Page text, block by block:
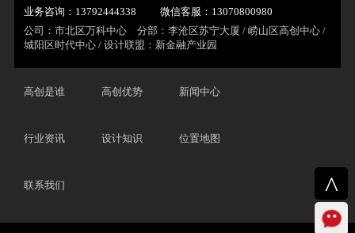
业务咨询：13792444338
微信客服：13070800980
公司：市北区万科中心 分部：李沧区苏宁大厦 / 崂山区高创中心 /
城阳区时代中心 / 设计联盟：新金融产业园
高创是谁 高创优势 新闻中心
行业资讯 设计知识 位置地图
联系我们 ^